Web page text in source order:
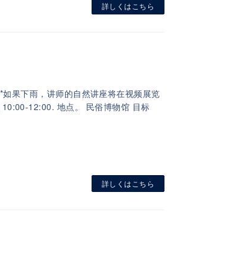
詳しくはこちら
果下雨，讲师的自然讲座将在视频展览
12:00. 地点。 民俗博物馆 目标
詳しくはこちら